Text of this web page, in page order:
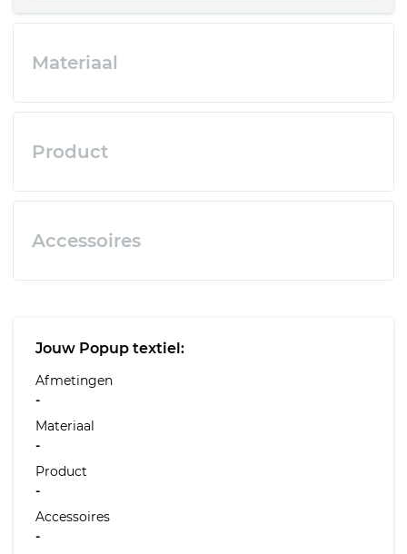
Materiaal
Product
Accessoires
Jouw Popup textiel:
Afmetingen
-
Materiaal
-
Product
-
Accessoires
-